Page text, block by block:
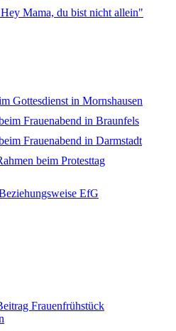
Mama, du bist nicht allein"
Gottesdienst in Mornshausen
Frauenabend in Braunfels
Frauenabend in Darmstadt
beim Protesttag
EfG
Frauenfrühstück